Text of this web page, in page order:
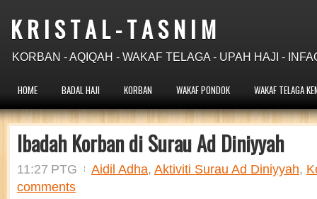
K R I S T A L - T A S N I M
KORBAN - AQIQAH - WAKAF TELAGA - UPAH HAJI -
HOME BADAL HAJI KORBAN WAKAF PONDOK WAKAF TELAGA
Ibadah Korban di Surau Ad Diniyyah
11:27 PTG Aidil Adha, Aktiviti Surau Ad Diniyyah,
comments